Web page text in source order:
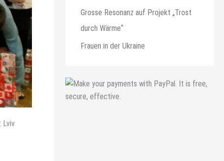
Lviv
Grosse Resonanz auf Projekt „Trost
durch Wärme“
Frauen in der Ukraine